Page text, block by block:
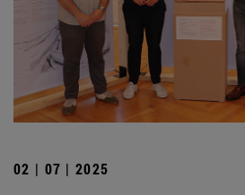
02 | 07 | 2025